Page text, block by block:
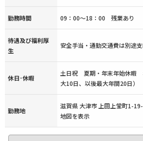
勤務時間 09：00～18：00 残業あり
待遇及び福利厚
生
安全手当・通勤交通費は別途
休日･休暇
土日祝 夏期・年末年始休暇
大10日、以後最大年間20日）
勤務地
滋賀県 大津市 上田上堂町1-
地図を表示